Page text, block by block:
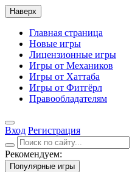
Наверх
Главная страница
Новые игры
Лицензионные игры
Игры от Механиков
Игры от Хаттаба
Игры от Фитгёрл
Правообладателям
Вход Регистрация
Рекомендуем:
Популярные игры